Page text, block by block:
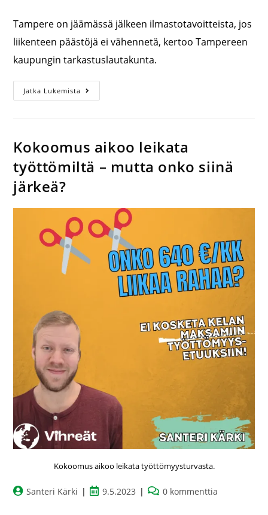
Tampere on jäämässä jälkeen ilmastotavoitteista, jos
liikenteen päästöjä ei vähennetä, kertoo Tampereen
kaupungin tarkastuslautakunta.
Jatka Lukemista
Kokoomus aikoo leikata
työttömiltä – mutta onko siinä
järkeä?
Kokoomus aikoo leikata työttömyysturvasta.
Santeri Kärki 9.5.2023 0 kommenttia